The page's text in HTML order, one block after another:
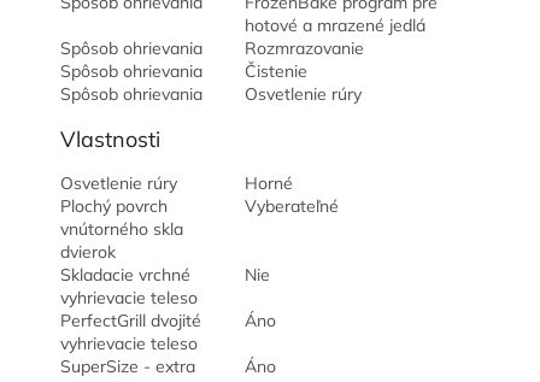
hotové a mrazené jedlá
Spôsob ohrievania
Rozmrazovanie
Spôsob ohrievania
Čistenie
Spôsob ohrievania
Osvetlenie rúry
Vlastnosti
Osvetlenie rúry
Horné
Plochý povrch
vnútorného skla
dvierok
Vyberateľné
Skladacie vrchné
vyhrievacie teleso
Nie
PerfectGrill dvojité
vyhrievacie teleso
Áno
SuperSize - extra
Áno